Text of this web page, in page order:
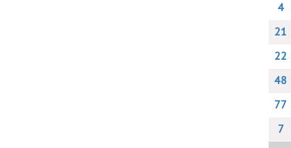
4
21
22
48
77
7